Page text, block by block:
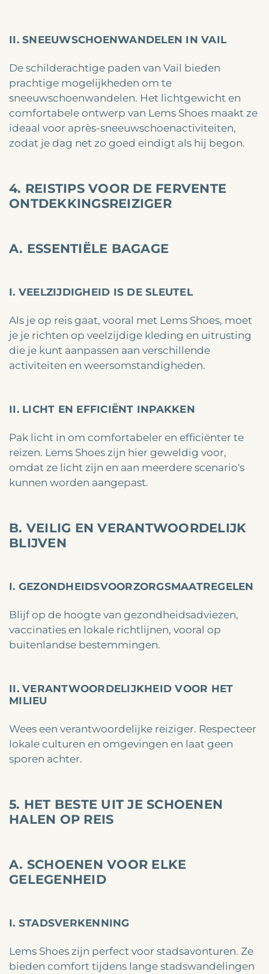
II. SNEEUWSCHOENWANDELEN IN VAIL
De schilderachtige paden van Vail bieden
prachtige mogelijkheden om te
sneeuwschoenwandelen. Het lichtgewicht en
comfortabele ontwerp van Lems Shoes maakt ze
ideaal voor après-sneeuwschoenactiviteiten,
zodat je dag net zo goed eindigt als hij begon.
4. REISTIPS VOOR DE FERVENTE
ONTDEKKINGSREIZIGER
A. ESSENTIËLE BAGAGE
I. VEELZIJDIGHEID IS DE SLEUTEL
Als je op reis gaat, vooral met Lems Shoes, moet
je je richten op veelzijdige kleding en uitrusting
die je kunt aanpassen aan verschillende
activiteiten en weersomstandigheden.
II. LICHT EN EFFICIËNT INPAKKEN
Pak licht in om comfortabeler en efficiënter te
reizen. Lems Shoes zijn hier geweldig voor,
omdat ze licht zijn en aan meerdere scenario's
kunnen worden aangepast.
B. VEILIG EN VERANTWOORDELIJK
BLIJVEN
I. GEZONDHEIDSVOORZORGSMAATREGELEN
Blijf op de hoogte van gezondheidsadviezen,
vaccinaties en lokale richtlijnen, vooral op
buitenlandse bestemmingen.
II. VERANTWOORDELIJKHEID VOOR HET
MILIEU
Wees een verantwoordelijke reiziger. Respecteer
lokale culturen en omgevingen en laat geen
sporen achter.
5. HET BESTE UIT JE SCHOENEN
HALEN OP REIS
A. SCHOENEN VOOR ELKE
GELEGENHEID
I. STADSVERKENNING
Lems Shoes zijn perfect voor stadsavonturen. Ze
bieden comfort tijdens lange stadswandelingen